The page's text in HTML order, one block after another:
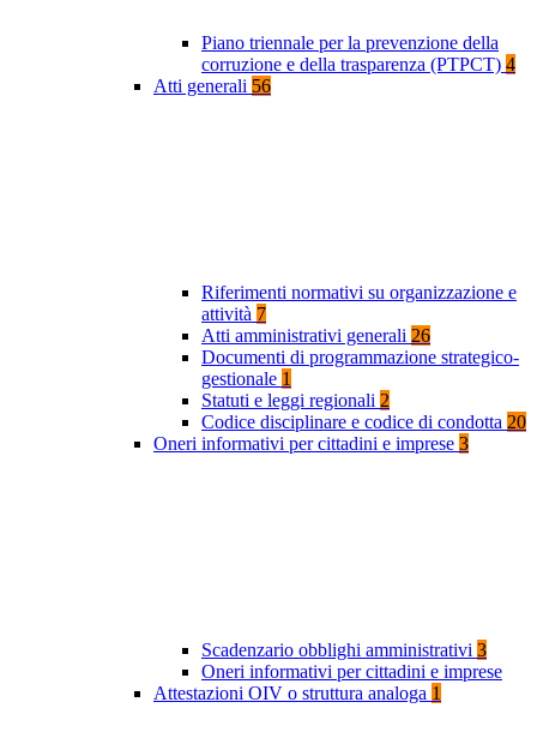
Piano triennale per la prevenzione della
corruzione e della trasparenza (PTPCT) 4
Atti generali 56
Riferimenti normativi su organizzazione e
attività 7
Atti amministrativi generali 26
Documenti di programmazione strategico-
gestionale 1
Statuti e leggi regionali 2
Codice disciplinare e codice di condotta 20
Oneri informativi per cittadini e imprese 3
Scadenzario obblighi amministrativi 3
Oneri informativi per cittadini e imprese
Attestazioni OIV o struttura analoga 1